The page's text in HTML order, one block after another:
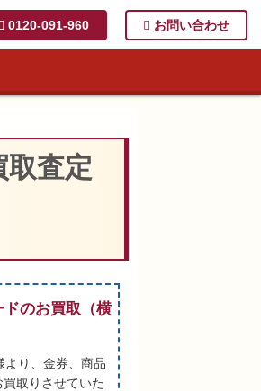
お問い合わせ
0120-091-960
のお買取（横
より、金券、商品
取りさせていた